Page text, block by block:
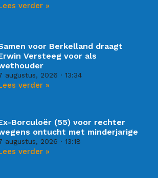
verder »
voor Berkelland draagt
Versteeg voor als
augustus, 2026 13:34
verder »
Borculoër (55) voor rechter
ontucht met minderjarige
augustus, 2026 13:18
verder »